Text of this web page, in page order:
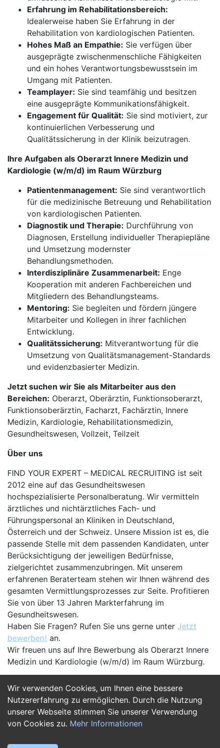
Wir verwenden Cookies, um Ihnen eine bessere
Nutzererfahrung zu ermöglichen. Durch die Nutzung
unserer Webseite stimmen Sie unserer Verwendung
von Cookies zu. Mehr Informationen
Erfahrung im Rehabilitationsbereich:
Idealerweise haben Sie Erfahrung in der
Rehabilitation von kardiologischen Patienten.
Hohes Maß an Empathie: Sie verfügen über
ausgeprägte zwischenmenschliche Fähigkeiten
und ein hohes Verantwortungsbewusstsein im
Umgang mit Patienten.
Teamplayer: Sie sind teamfähig und besitzen
eine ausgeprägte Kommunikationsfähigkeit.
Engagement für Qualität: Sie sind motiviert, zur
kontinuierlichen Verbesserung und
Qualitätssicherung in der Klinik beizutragen.
Ihre Aufgaben als Oberarzt Innere Medizin und
Kardiologie (w/m/d) im Raum Würzburg
Patientenmanagement: Sie sind verantwortlich
für die medizinische Betreuung und Rehabilitation
von kardiologischen Patienten.
Diagnostik und Therapie: Durchführung von
Diagnosen, Erstellung individueller Therapiepläne
und Umsetzung modernster
Behandlungsmethoden.
Interdisziplinäre Zusammenarbeit: Enge
Kooperation mit anderen Fachbereichen und
Mitgliedern des Behandlungsteams.
Mentoring: Sie begleiten und fördern jüngere
Mitarbeiter und Kollegen in ihrer fachlichen
Entwicklung.
Qualitätssicherung: Mitverantwortung für die
Umsetzung von Qualitätsmanagement-Standards
und evidenzbasierter Medizin.
Jetzt suchen wir Sie als Mitarbeiter aus den
Bereichen: Oberarzt, Oberärztin, Funktionsoberarzt,
Funktionsoberärztin, Facharzt, Fachärztin, Innere
Medizin, Kardiologie, Rehabilitationsmedizin,
Gesundheitswesen, Vollzeit, Teilzeit
Über uns
FIND YOUR EXPERT – MEDICAL RECRUITING ist seit
2012 eine auf das Gesundheitswesen
hochspezialisierte Personalberatung. Wir vermitteln
ärztliches und nichtärztliches Fach- und
Führungspersonal an Kliniken in Deutschland,
Österreich und der Schweiz. Unsere Mission ist es, die
passende Stelle mit dem passenden Kandidaten, unter
Berücksichtigung der jeweiligen Bedürfnisse,
zielgerichtet zusammenzubringen. Mit unserem
erfahrenen Beraterteam stehen wir Ihnen während des
gesamten Vermittlungsprozesses zur Seite. Profitieren
Sie von über 13 Jahren Markterfahrung im
Gesundheitswesen.
Haben Sie Fragen? Rufen Sie uns gerne unter Jetzt
bewerben! an.
Wir freuen uns auf Ihre Bewerbung als Oberarzt Innere
Medizin und Kardiologie (w/m/d) im Raum Würzburg.
Jetzt Bewerben